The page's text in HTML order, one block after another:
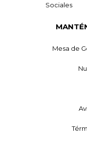
Sociales
Mesa de